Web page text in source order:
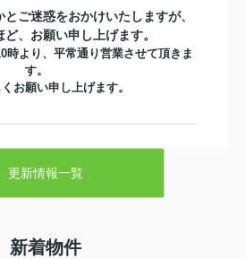
ご迷惑をおかけいたしますが、
、お願い申し上げます。
時より、平常通り営業させて頂きま
す。
お願い申し上げます。
成約御礼☆★☆
ただきました弊社をお選びいただ
っかりと責任を持ってサポートさ
更新情報一覧
新着物件